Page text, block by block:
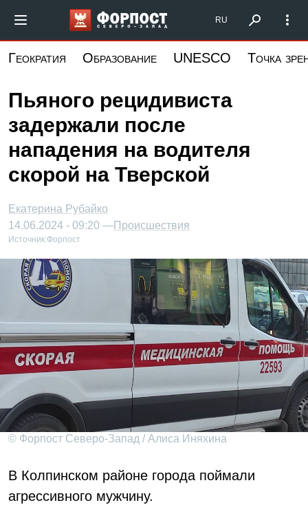
основному
Форпост Северо-Запад
RU
Геократия Образование UNESCO Точка
Пьяного рецидивиста
задержали после
нападения на водителя
скорой на Тверской
Екатерина Рубайко
14.06.2024 - 09:20 —Происшествия
Источник:Форпост
© Форпост Северо-Запад / Алиса Иняхина
В Колпинском районе города поймали
агрессивного мужчину.